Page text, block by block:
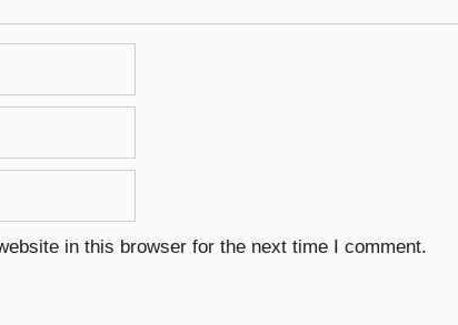
in this browser for the next time I comment.